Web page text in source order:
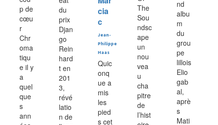
p de
cœu
r
Chr
oma
tiqu
e il y
a
quel
que
s
ann
du
prix
Djan
go
Rein
hard
t en
201
3,
révé
latio
n de
cia
c
Jean-
Philippe
Haas
Quic
onq
ue a
mis
les
pied
s cet
The
Sou
ndsc
ape
un
nou
vea
u
cha
pitre
de
l’hist
nd
albu
m
du
grou
pe
lillois
Elio
gab
al,
aprè
s
Mati